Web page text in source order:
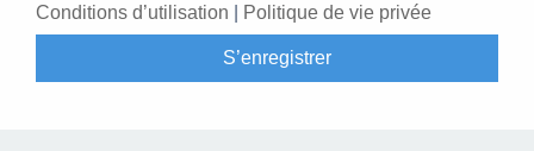
Conditions d’utilisation Politique de vie privée
S’enregistrer